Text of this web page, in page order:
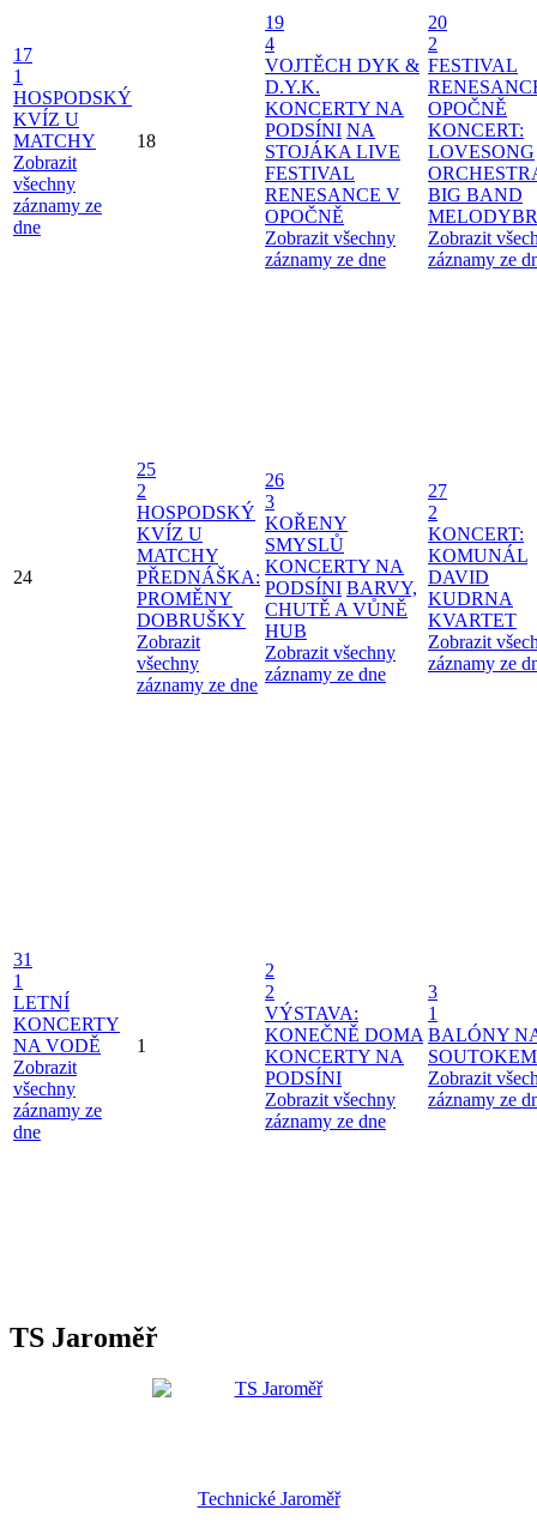
17
1
HOSPODSKÝ
KVÍZ U
MATCHY
Zobrazit
všechny
záznamy ze
dne
18
19
4
VOJTĚCH DYK &
D.Y.K.
KONCERTY NA
PODSÍNI NA
STOJÁKA LIVE
FESTIVAL
RENESANCE V
OPOČNĚ
Zobrazit všechny
záznamy ze dne
20
2
FESTIVAL
OPOČNĚ
KONCERT:
LOVESONG
BIG BAND
Zobrazit
záznamy ze
24
25
2
HOSPODSKÝ
KVÍZ U
MATCHY
PŘEDNÁŠKA:
PROMĚNY
DOBRUŠKY
Zobrazit
všechny
záznamy ze dne
26
3
KOŘENY
SMYSLŮ
KONCERTY NA
PODSÍNI BARVY,
CHUTĚ A VŮNĚ
HUB
Zobrazit všechny
záznamy ze dne
27
2
KONCERT:
KOMUNÁL
DAVID
KUDRNA
KVARTET
Zobrazit
záznamy ze
31
1
LETNÍ
KONCERTY
NA VODĚ
Zobrazit
všechny
záznamy ze
dne
1
2
2
VÝSTAVA:
KONEČNĚ DOMA
KONCERTY NA
PODSÍNI
Zobrazit všechny
záznamy ze dne
3
1
BALÓNY
SOUTOKEM
Zobrazit
záznamy ze
TS Jaroměř
Technické Jaroměř